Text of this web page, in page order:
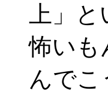
上」
怖いも
んで